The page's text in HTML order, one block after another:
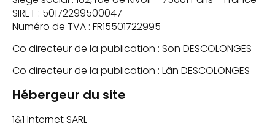
SIRET : 50172299500047
Numéro de TVA : FR15501722995
Co directeur de la publication : Son DESCOLONGES
Co directeur de la publication : Lân DESCOLONGES
Hébergeur du site
1&1 Internet SARL